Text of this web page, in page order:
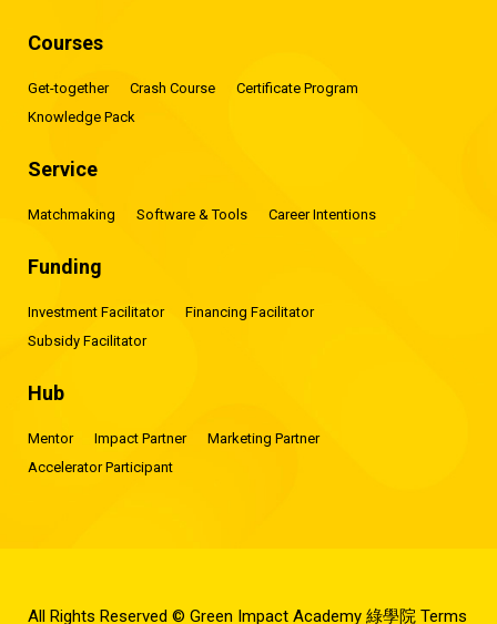
Courses
Get-together Crash Course
Certificate Program
Knowledge Pack
Service
Matchmaking Software & Tools Career Intentions
Funding
Investment Facilitator
Financing Facilitator
Subsidy Facilitator
Hub
Mentor Impact Partner
Marketing Partner
Accelerator Participant
All Rights Reserved © Green Impact Academy 綠學院 Terms